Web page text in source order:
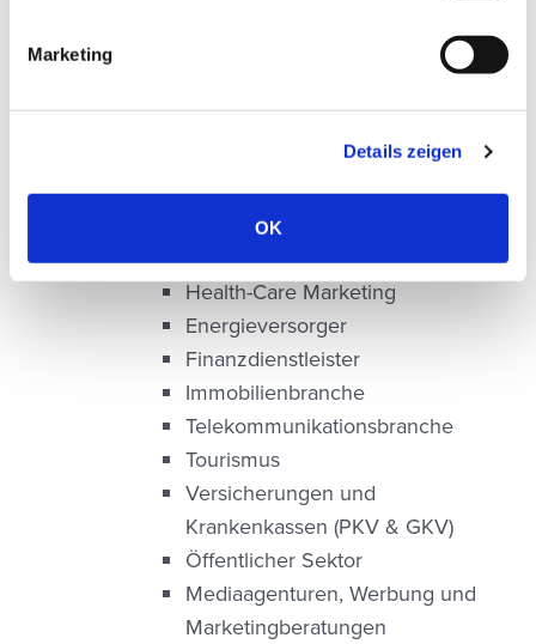
Marketing
Details zeigen
OK
Online-Handel
Medien, Verlage und
Tageszeitungen
Health-Care Marketing
Energieversorger
Finanzdienstleister
Immobilienbranche
Telekommunikationsbranche
Tourismus
Versicherungen und
Krankenkassen (PKV & GKV)
Öffentlicher Sektor
Mediaagenturen, Werbung und
Marketingberatungen